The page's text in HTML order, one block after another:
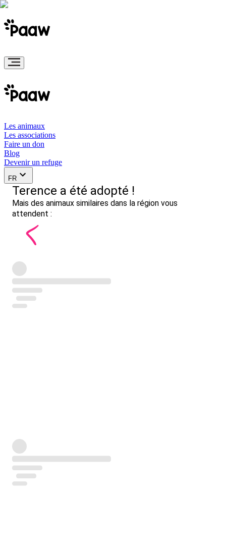
Les animaux
Les associations
Faire un don
Blog
Devenir un refuge
FR
Terence a été adopté !
Mais des animaux similaires dans la région vous
attendent :